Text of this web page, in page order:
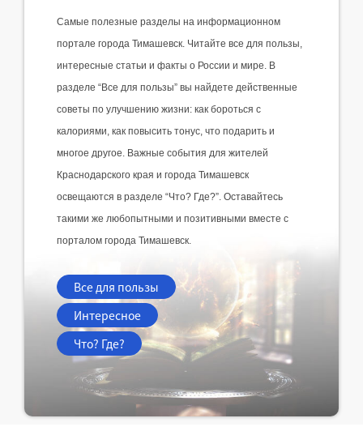
Самые полезные разделы на информационном
портале города Тимашевск. Читайте все для пользы,
интересные статьи и факты о России и мире. В
разделе “Все для пользы” вы найдете действенные
советы по улучшению жизни: как бороться с
калориями, как повысить тонус, что подарить и
многое другое. Важные события для жителей
Краснодарского края и города Тимашевск
освещаются в разделе “Что? Где?”. Оставайтесь
такими же любопытными и позитивными вместе с
порталом города Тимашевск.
Все для пользы
Интересное
Что? Где?